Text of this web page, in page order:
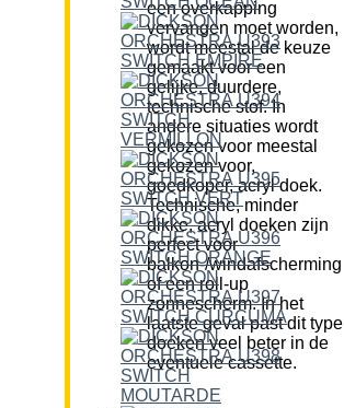
een overkapping
vervangen moet worden,
wordt meestal de keuze
gemaakt voor een
gelijke, duurdere,
technische stof. In
andere situaties wordt
gekozen voor meestal
gekozen voor,
goedkoper, acryl doek.
Technische, minder
dikke, acryl doeken zijn
perfect voor
balkon-/windafscherming
of een roll-up
zonnescherm. In het
laatste geval past dit type
doeken veel beter in de
eventuele cassette.